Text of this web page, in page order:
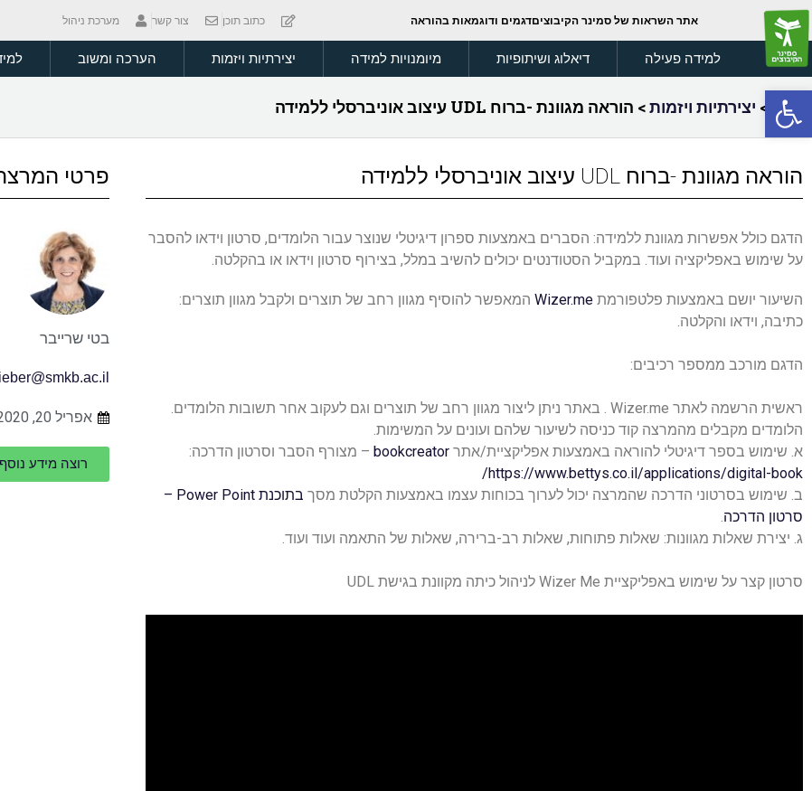
פתח סרגל נגישות
אתר השראות של סמינר הקיבוציםדגמים ודוגמאות בהוראה כתוב תוכן צור קשר מערכת ניהול
למידה פעילה דיאלוג ושיתופיות מיומנויות למידה יצירתיות ויזמות הערכה ומשוב
בית > יצירתיות ויזמות> הוראה מגוונת -ברוח UDL עיצוב אוניברסלי ללמידה
הוראה מגוונת -ברוח UDL עיצוב אוניברסלי ללמידה
הדגם כולל אפשרות מגוונת ללמידה: הסברים באמצעות ספרון דיגיטלי שנוצר עבור הלומדים, סרטון וידאו להסבר
על שימוש באפליקציה ועוד. במקביל הסטודנטים יכולים להשיב במלל, בצירוף סרטון וידאו או בהקלטה.
השיעור יושם באמצעות פלטפורמת Wizer.me המאפשר להוסיף מגוון רחב של תוצרים ולקבל מגוון תוצרים:
כתיבה, וידאו והקלטה.
הדגם מורכב ממספר רכיבים:
ראשית הרשמה לאתר Wizer.me . באתר ניתן ליצור מגוון רחב של תוצרים וגם לעקוב אחר תשובות הלומדים.
הלומדים מקבלים מהמרצה קוד כניסה לשיעור שלהם ועונים על המשימות.
א. שימוש בספר דיגיטלי להוראה באמצעות אפליקציית/אתר bookcreator – מצורף הסבר וסרטון הדרכה:
https://www.bettys.co.il/applications/digital-book/
ב. שימוש בסרטוני הדרכה שהמרצה יכול לערוך בכוחות עצמו באמצעות הקלטת מסך
בתוכנת Power Point –
סרטון הדרכה.
ג. יצירת שאלות מגוונות: שאלות פתוחות, שאלות רב-ברירה, שאלות של התאמה ועוד ועוד.
סרטון קצר על שימוש באפליקציית Wizer Me לניהול כיתה מקוונת בגישת UDL
פרטי
בטי שרייבר
אפריל 20, 2020
רוצה מידע